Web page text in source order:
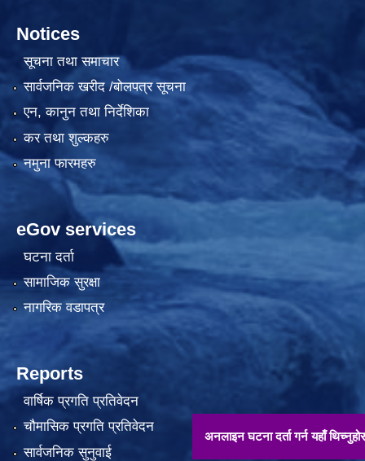
अनलाइन घटना दर्ता गर्न यहाँ थिच्नुहोस् !!
Notices
सूचना तथा समाचार
सार्वजनिक खरीद /बोलपत्र सूचना
एन, कानुन तथा निर्देशिका
कर तथा शुल्कहरु
नमुना फारमहरु
eGov services
घटना दर्ता
सामाजिक सुरक्षा
नागरिक वडापत्र
Reports
वार्षिक प्रगति प्रतिवेदन
चौमासिक प्रगति प्रतिवेदन
सार्वजनिक सुनुवाई